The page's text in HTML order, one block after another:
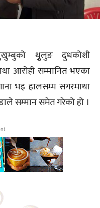
थृुलुङ दुधकोशी
आरोही सम्मानित भएका
भइ हालसम्म सगरमाथा
सम्मान समेत गरेको हो ।